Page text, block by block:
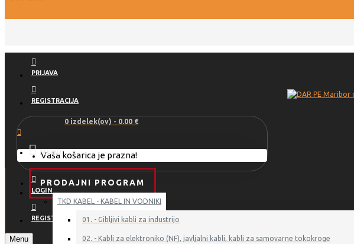
PRIJAVA
REGISTRACIJA
0 izdelek(ov) - 0.00 €
Vaša košarica je prazna!
MENU
PRODAJNI PROGRAM
TKD KABEL - KABEL IN VODNIKI
01. - Gibljivi kabli za industrijo
02. - Kabli za elektroniko (NF), javljalni kabli, kabli za samovarne tokokroge
LOGIN
REGISTER
Menu